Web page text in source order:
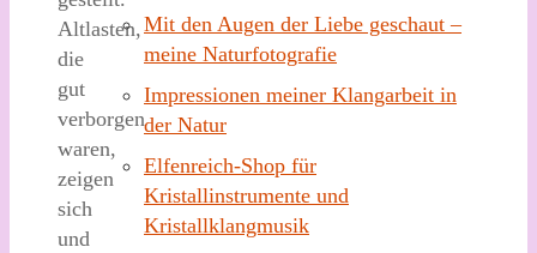
Altlasten,
die
gut
verborgen
waren,
zeigen
sich
und
Mit den Augen der Liebe geschaut –
meine Naturfotografie
Impressionen meiner Klangarbeit in
der Natur
Elfenreich-Shop für
Kristallinstrumente und
Kristallklangmusik